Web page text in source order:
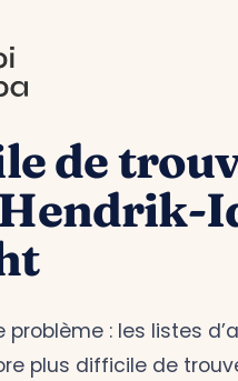
de
Hendrik-
: les listes
plus difficile de